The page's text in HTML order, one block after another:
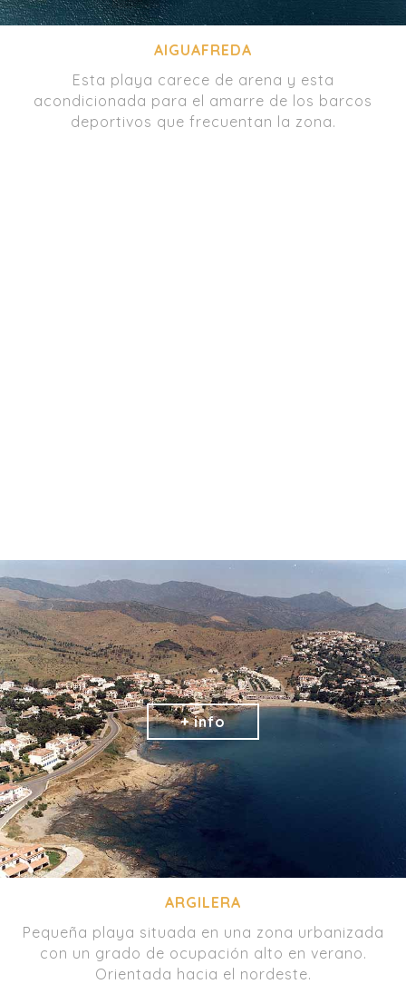
AIGUAFREDA
Esta playa carece de arena y esta
acondicionada para el amarre de los barcos
deportivos que frecuentan la zona.
ARGILERA
Pequeña playa situada en una zona urbanizada
con un grado de ocupación alto en verano.
Orientada hacia el nordeste.